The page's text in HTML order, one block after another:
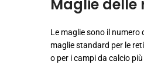
Maglie delle
Le maglie sono il numero
maglie standard per le
o per i campi da calcio